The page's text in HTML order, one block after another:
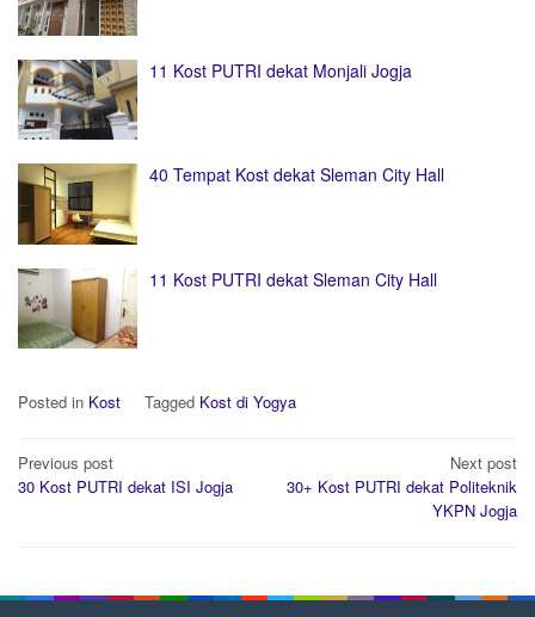
11 Kost PUTRI dekat Monjali Jogja
40 Tempat Kost dekat Sleman City Hall
11 Kost PUTRI dekat Sleman City Hall
Posted in Kost Tagged Kost di Yogya
Post
navigation
Previous post
30 Kost PUTRI dekat ISI Jogja
Next post
30+ Kost PUTRI dekat Politeknik
YKPN Jogja